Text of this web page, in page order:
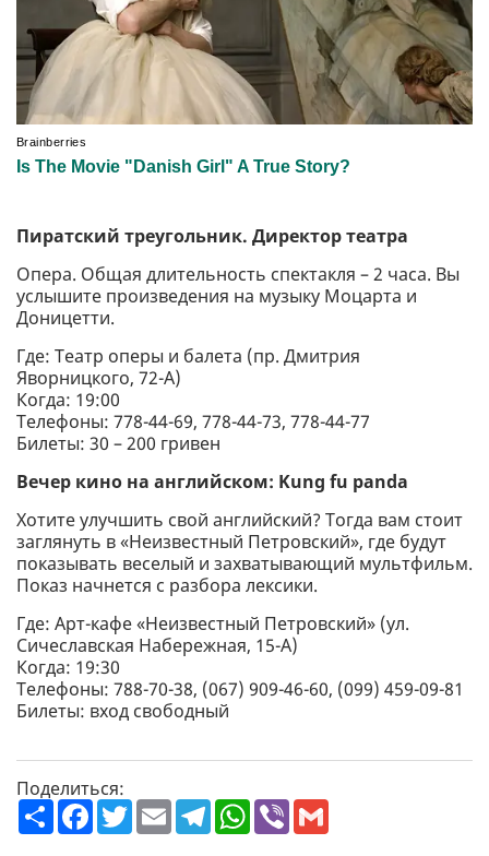
Пиратский треугольник. Директор театра
Опера. Общая длительность спектакля – 2 часа. Вы
услышите произведения на музыку Моцарта и
Доницетти.
Где: Театр оперы и балета (пр. Дмитрия
Яворницкого, 72-А)
Когда: 19:00
Телефоны: 778-44-69, 778-44-73, 778-44-77
Билеты: 30 – 200 гривен
Вечер кино на английском: Kung fu panda
Хотите улучшить свой английский? Тогда вам стоит
заглянуть в «Неизвестный Петровский», где будут
показывать веселый и захватывающий мультфильм.
Показ начнется с разбора лексики.
Где: Арт-кафе «Неизвестный Петровский» (ул.
Сичеславская Набережная, 15-А)
Когда: 19:30
Телефоны: 788-70-38, (067) 909-46-60, (099) 459-09-81
Билеты: вход свободный
Поделиться:
П
о
ш
F
a
c
T
w
E
m
a
T
e
W
h
a
V
b